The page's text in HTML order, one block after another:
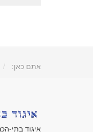
אתם כאן:
איגוד בתי-